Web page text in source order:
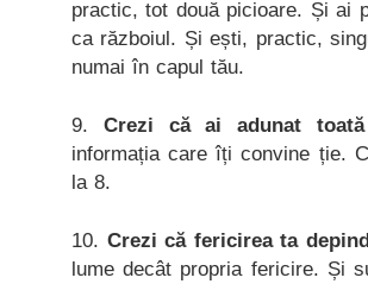
practic, tot două picioare. Și ai
ca războiul. Și ești, practic,
numai în capul tău.
9. Crezi că ai adunat
informația care îți convine ție.
la 8.
10. Crezi că fericirea ta
lume decât propria fericire. Și